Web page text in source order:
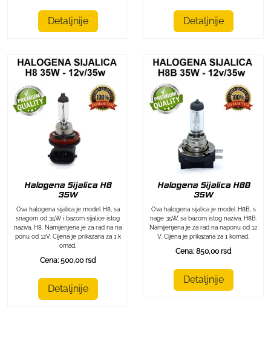
Detaljnije Detaljnije
Halogena Sijalica H8
35W
Ova halogena sijalica je model H8, sa
snagom od 35W i bazom sijalice istog
naziva, H8. Namijenjena je za rad na na
ponu od 12V. Cijena je prikazana za 1 k
omad.
Cena: 500,00 rsd
Detaljnije
Halogena Sijalica H8B
35W
Ova halogena sijalica je model H8B, s
nage 35W, sa bazom istog naziva, H8B.
Namijenjena je za rad na naponu od 12
V. Cijena je prikazana za 1 komad.
Cena: 850,00 rsd
Detaljnije